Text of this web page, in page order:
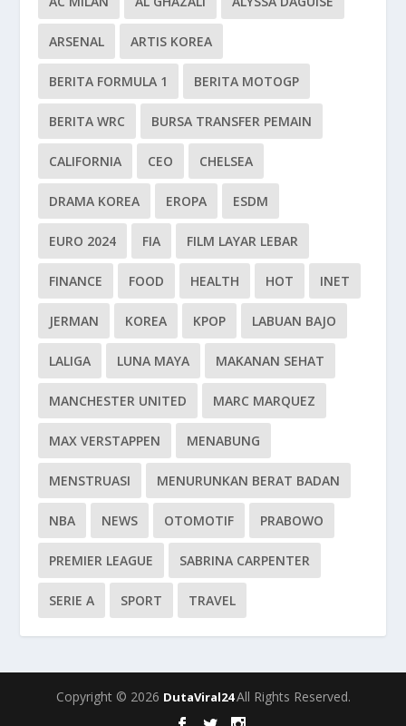
ARSENAL ARTIS KOREA
BERITA FORMULA 1 BERITA MOTOGP
BERITA WRC BURSA TRANSFER PEMAIN
CALIFORNIA CEO CHELSEA
DRAMA KOREA EROPA ESDM
EURO 2024 FIA FILM LAYAR LEBAR
FINANCE FOOD HEALTH HOT INET
JERMAN KOREA KPOP LABUAN BAJO
LALIGA LUNA MAYA MAKANAN SEHAT
MANCHESTER UNITED MARC MARQUEZ
MAX VERSTAPPEN MENABUNG
MENSTRUASI MENURUNKAN BERAT BADAN
NBA NEWS OTOMOTIF PRABOWO
PREMIER LEAGUE SABRINA CARPENTER
SERIE A SPORT TRAVEL
Copyright © 2026 DutaViral24All Rights Reserved.